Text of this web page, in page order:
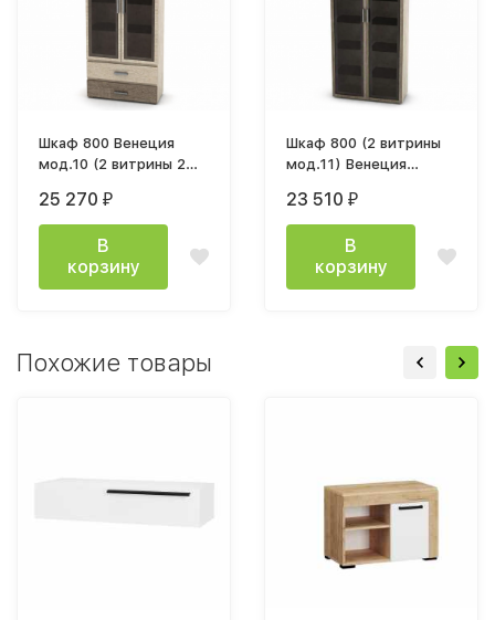
Шкаф 800 Венеция
мод.10 (2 витрины 2
800х2132х343мм дуб
сонома светлый
25 270 ₽
В
корзину
Шкаф 800 (2 витрины
мод.11) Венеция
сонома светлый
23 510 ₽
В
корзину
Похожие товары